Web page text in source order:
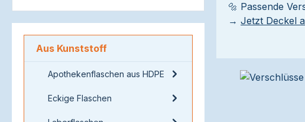
Aus Kunststoff
Apothekenflaschen aus HDPE
Eckige Flaschen
🔩 Passende
→ Jetzt Deckel